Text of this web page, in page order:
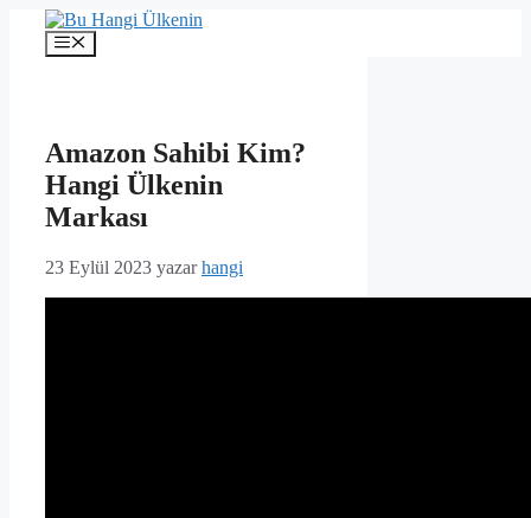
İçeriğe
Menü
Amazon Sahibi Kim?
Hangi Ülkenin
Markası
23 Eylül 2023 yazarhangi